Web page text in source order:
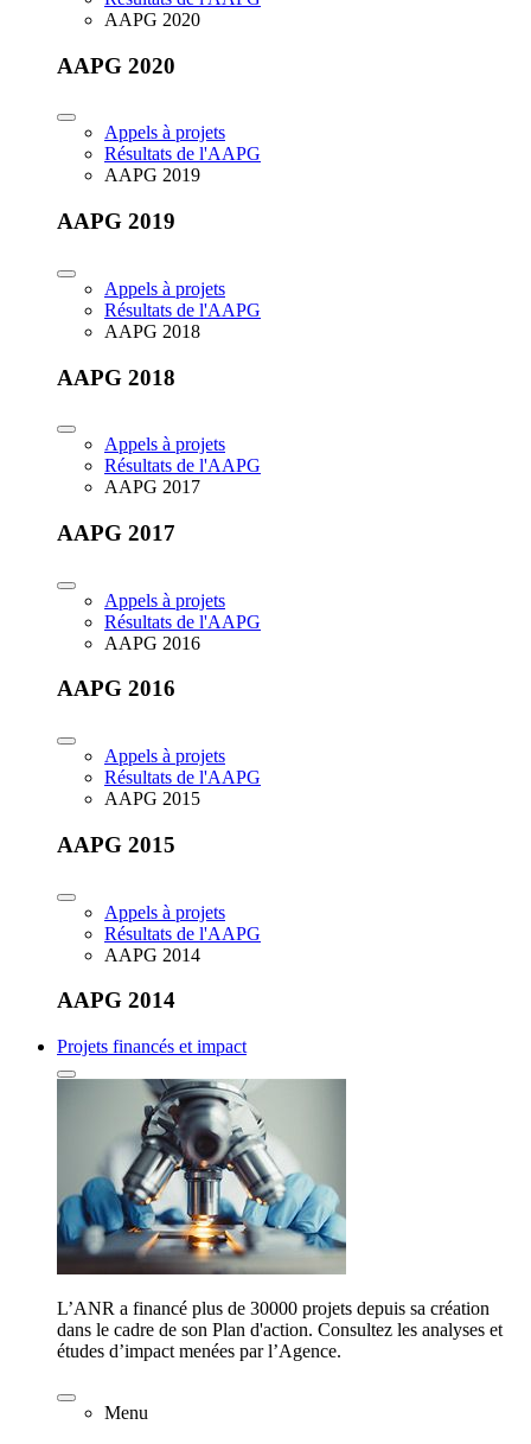
AAPG 2020
AAPG 2020
Appels à projets
Résultats de l'AAPG
AAPG 2019
AAPG 2019
Appels à projets
Résultats de l'AAPG
AAPG 2018
AAPG 2018
Appels à projets
Résultats de l'AAPG
AAPG 2017
AAPG 2017
Appels à projets
Résultats de l'AAPG
AAPG 2016
AAPG 2016
Appels à projets
Résultats de l'AAPG
AAPG 2015
AAPG 2015
Appels à projets
Résultats de l'AAPG
AAPG 2014
AAPG 2014
Projets financés et impact
L’ANR a financé plus de 30000 projets depuis sa création
dans le cadre de son Plan d'action. Consultez les analyses et
études d’impact menées par l’Agence.
Menu